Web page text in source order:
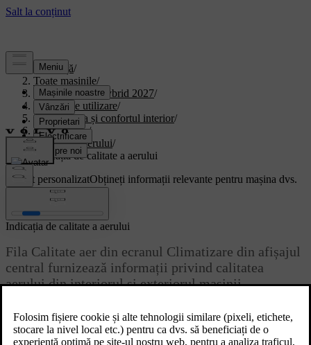
Asistență/
Toate mașinile/
XC90 Plug-in Hybrid 2027/
Manual de utilizare/
Climatizarea și confortul interior/
climatizarea./
Calitatea aerului/
Indicația de calitate a aerului
Suport personalizatObțineți informații relevante pentru mașina dvs.
Conectează-te
Indicația de calitate a aerului
Fila Calitate aer din ecranul Climatizare din afișajul
central furnizează informații privind calitatea
aerului din interiorul și exteriorul mașinii.
Informațiile din fila Calitate aer prezintă calitatea aerului interior și
exterior. Un senzor măsoară conținutul de particule de sub 2,5 µm